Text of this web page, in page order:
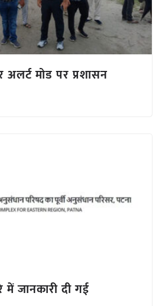
मोड पर प्रशासन
जानकारी दी गई